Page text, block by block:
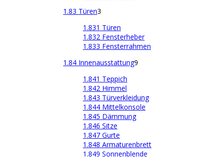
1.83 Türen3
1.831 Türen
1.832 Fensterheber
1.833 Fensterrahmen
1.84 Innenausstattung9
1.841 Teppich
1.842 Himmel
1.843 Türverkleidung
1.844 Mittelkonsole
1.845 Dämmung
1.846 Sitze
1.847 Gurte
1.848 Armaturenbrett
1.849 Sonnenblende